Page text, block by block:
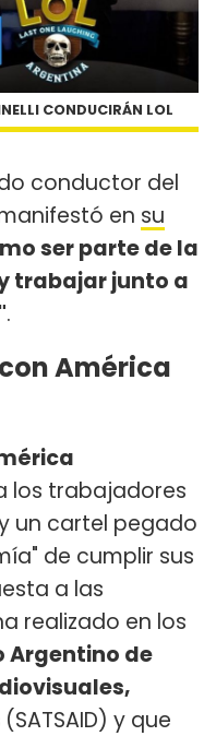
CONDUCIRÁN LOL
conductor del
en su
ser parte de la
trabajar junto a
.
América
los trabajadores
un cartel pegado
de cumplir sus
a las
realizado en los
Argentino de
(SATSAID) y que